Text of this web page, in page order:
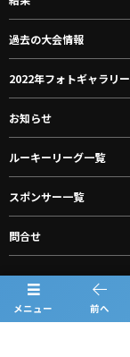
メニュー 前へ
過去の大会情報
2022年フォトギャラリー
お知らせ
ルーキーリーグ一覧
スポンサー一覧
問合せ